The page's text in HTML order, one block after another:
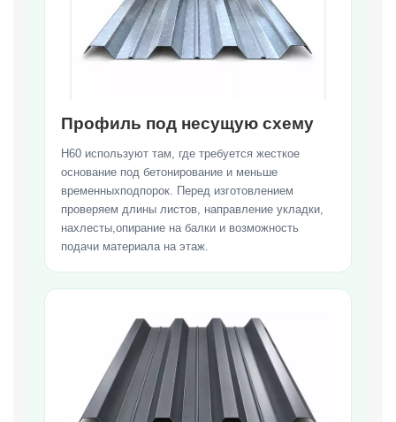
Профиль под несущую схему
Н60 используют там, где требуется жесткое
основание под бетонирование и меньше
временныхподпорок. Перед изготовлением
проверяем длины листов, направление укладки,
нахлесты,опирание на балки и возможность
подачи материала на этаж.